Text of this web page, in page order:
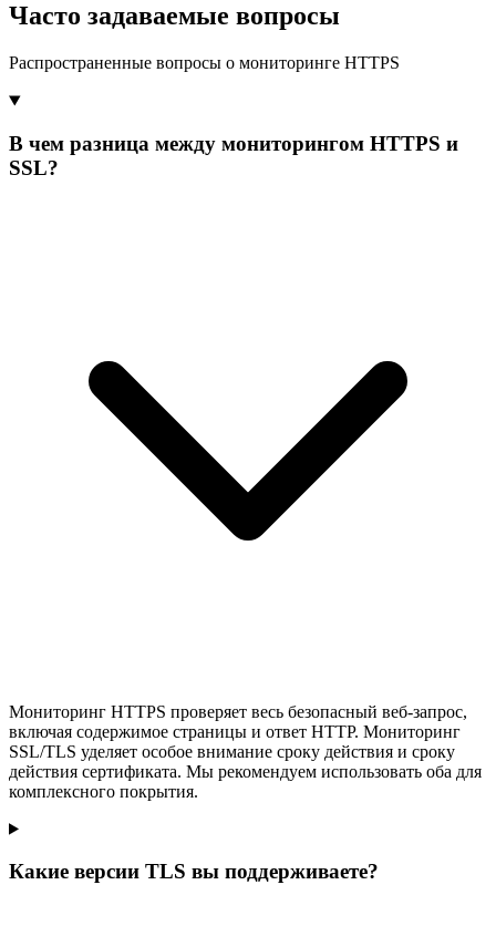
Часто задаваемые вопросы
Распространенные вопросы о мониторинге HTTPS
В чем разница между мониторингом HTTPS и
SSL?
Мониторинг HTTPS проверяет весь безопасный веб-запрос,
включая содержимое страницы и ответ HTTP. Мониторинг
SSL/TLS уделяет особое внимание сроку действия и сроку
действия сертификата. Мы рекомендуем использовать оба для
комплексного покрытия.
Какие версии TLS вы поддерживаете?